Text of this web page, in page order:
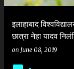
इलाहाबाद
छात्रा नेहा यादव
on June 08, 2019